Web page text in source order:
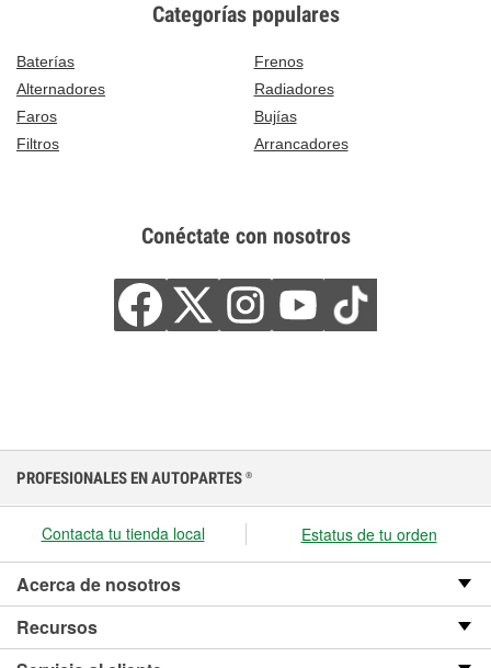
Categorías populares
Baterías
Frenos
Alternadores
Radiadores
Faros
Bujías
Filtros
Arrancadores
Conéctate con nosotros
PROFESIONALES EN AUTOPARTES ®
Contacta tu tienda local Estatus de tu orden
Acerca de nosotros
Recursos